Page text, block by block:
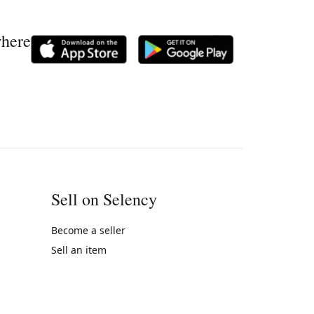
Sell on Selency
Become a seller
Sell an item